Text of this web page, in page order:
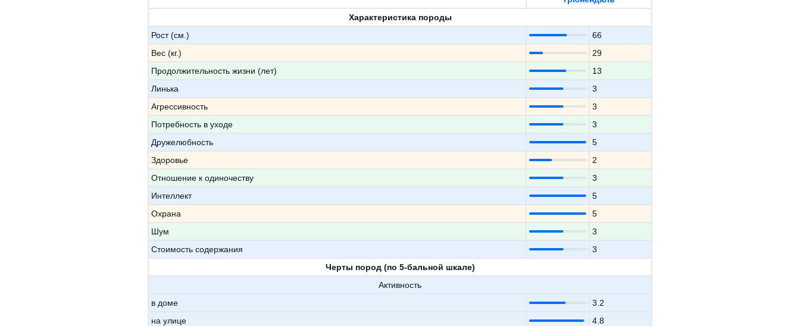
Характеристика породы
Рост (см.)
66
Вес (кг.)
29
Продолжительность жизни (лет)
13
Линька
3
Агрессивность
3
Потребность в уходе
3
Дружелюбность
5
Здоровье
2
Отношение к одиночеству
3
Интеллект
5
Охрана
5
Шум
3
Стоимость содержания
3
Черты пород (по 5-бальной шкале)
Активность
в доме
3.2
на улице
4.8